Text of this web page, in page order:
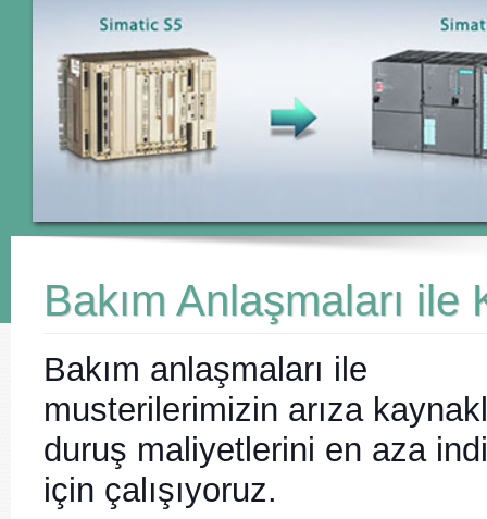
Bakım Anlaşmaları ile
Bakım anlaşmaları ile
musterilerimizin arıza
duruş maliyetlerini en aza
için çalışıyoruz.